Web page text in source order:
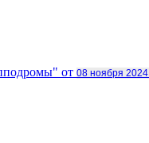
от 08 ноября 2024